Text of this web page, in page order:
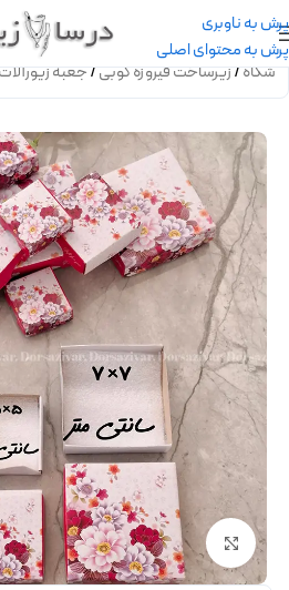
پرش به ناوبری
پرش به محتوای اصلی
/زیرساخت فیروزه کوبی/جعبه
برای بزرگنمایی کلیک کنید